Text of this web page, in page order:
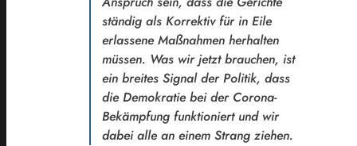
ständig als Korrektiv für in Eile
erlassene Maßnahmen herhalten
müssen. Was wir jetzt brauchen, ist
ein breites Signal der Politik, dass
die Demokratie bei der Corona-
Bekämpfung funktioniert und wir
dabei alle an einem Strang ziehen.